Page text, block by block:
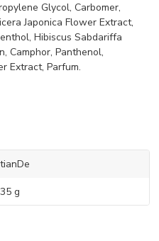
Glycol, Carbomer,
Japonica Flower Extract,
Hibiscus Sabdariffa
Camphor, Panthenol,
Extract, Parfum.
tianDe
35 g